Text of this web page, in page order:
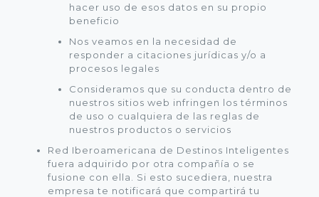
hacer uso de esos datos en su propio
beneficio
Nos veamos en la necesidad de
responder a citaciones jurídicas y/o a
procesos legales
Consideramos que su conducta dentro de
nuestros sitios web infringen los términos
de uso o cualquiera de las reglas de
nuestros productos o servicios
Red Iberoamericana de Destinos Inteligentes
fuera adquirido por otra compañía o se
fusione con ella. Si esto sucediera, nuestra
empresa te notificará que compartirá tu